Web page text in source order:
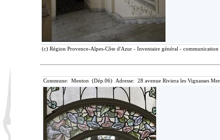
(c) Région Provence-Alpes-Côte d'Azur - Inventaire général -
Commune: Menton (Dép.06) Adresse: 28 avenue Riviera les Vignasses